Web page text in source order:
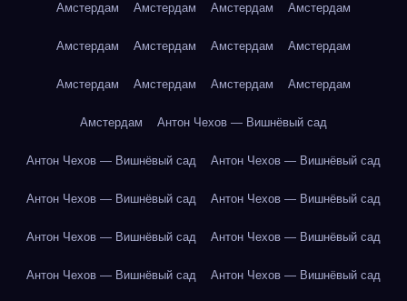
Амстердам Амстердам Амстердам Амстердам
Амстердам Амстердам Амстердам Амстердам
Амстердам Амстердам Амстердам Амстердам
Амстердам Антон Чехов — Вишнёвый сад
Антон Чехов — Вишнёвый сад Антон Чехов — Вишнёвый сад
Антон Чехов — Вишнёвый сад Антон Чехов — Вишнёвый сад
Антон Чехов — Вишнёвый сад Антон Чехов — Вишнёвый сад
Антон Чехов — Вишнёвый сад Антон Чехов — Вишнёвый сад